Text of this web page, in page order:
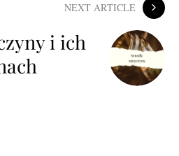
NEXT ARTICLE
i ich